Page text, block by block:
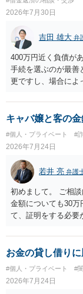
2026年7月30日
吉田 雄大 弁
400万円近く負債が
手続を選ぶのが最善
更ですし、場合によ
キャバ嬢と客の
#個人・プライベート #
2026年7月24日
若井 亮 弁護
初めまして。 ご相
金額についても30
て、証明をする必要
れることになるでし
を起こす必要はない
お金の貸し借り
#個人・プライベート #
2026年7月24日